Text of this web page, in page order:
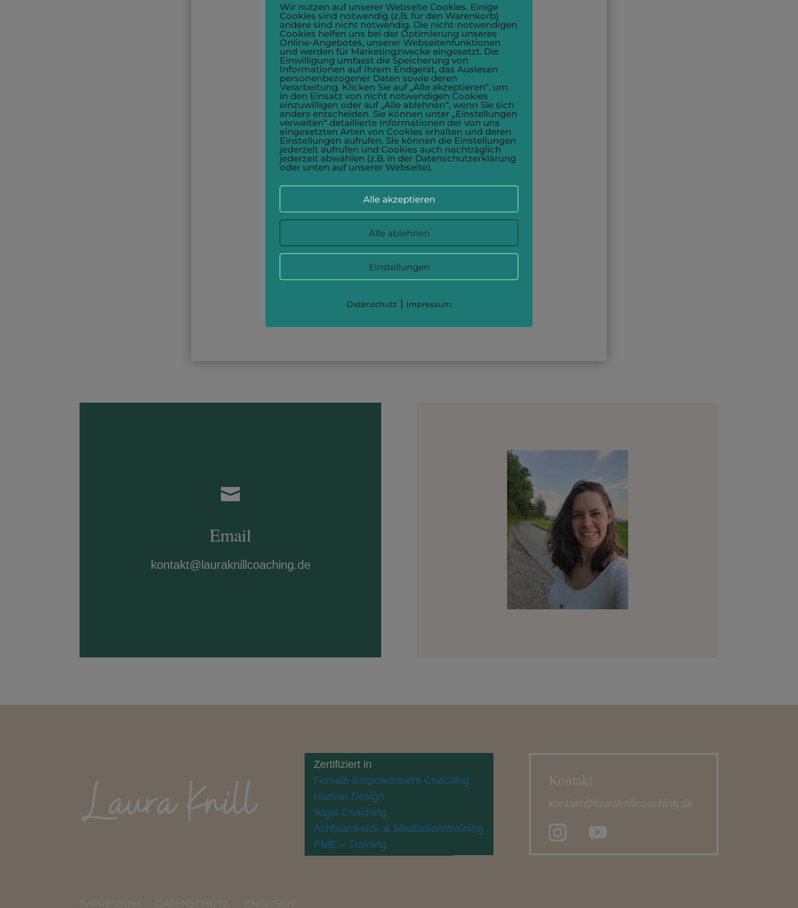

Email
kontakt@lauraknillcoaching.de
Zertifiziert in
Female Empowerment Coaching
Human Design
Ikigai Coaching
Achtsamkeits- & Meditationstraining
PME – Training
Kontakt
kontakt@lauraknillcoaching.de
IMPRESSUM DATENSCHUTZ ENGLISCH
Wir nutzen auf unserer Webseite Cookies. Einige
Cookies sind notwendig (z.B. für den Warenkorb)
andere sind nicht notwendig. Die nicht-notwendigen
Cookies helfen uns bei der Optimierung unseres
Online-Angebotes, unserer Webseitenfunktionen
und werden für Marketingzwecke eingesetzt. Die
Einwilligung umfasst die Speicherung von
Informationen auf Ihrem Endgerät, das Auslesen
personenbezogener Daten sowie deren
Verarbeitung. Klicken Sie auf „Alle akzeptieren“, um
in den Einsatz von nicht notwendigen Cookies
einzuwilligen oder auf „Alle ablehnen“, wenn Sie sich
anders entscheiden. Sie können unter „Einstellungen
verwalten“ detaillierte Informationen der von uns
eingesetzten Arten von Cookies erhalten und deren
Einstellungen aufrufen. Sie können die Einstellungen
jederzeit aufrufen und Cookies auch nachträglich
jederzeit abwählen (z.B. in der Datenschutzerklärung
oder unten auf unserer Webseite).
Alle akzeptieren
Alle ablehnen
Einstellungen
Datenschutz | Impressum